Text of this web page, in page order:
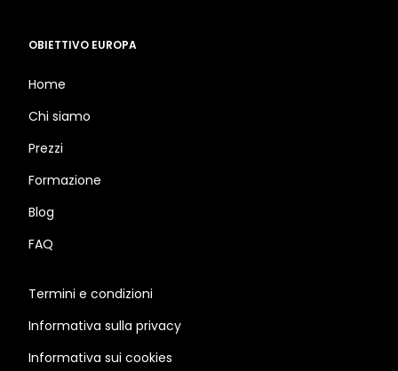
OBIETTIVO EUROPA
Home
Chi siamo
Prezzi
Formazione
Blog
FAQ
Termini e condizioni
Informativa sulla privacy
Informativa sui cookies